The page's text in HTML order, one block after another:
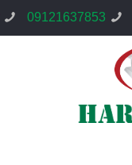
09121637853